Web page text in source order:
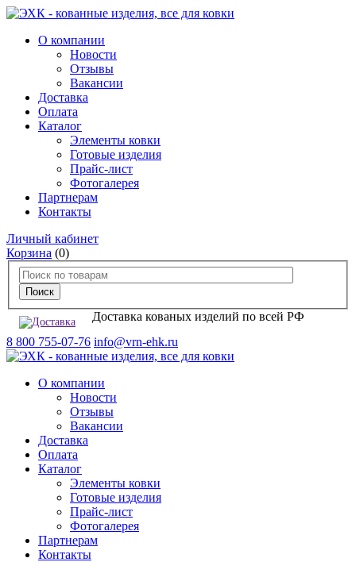
О компании
Новости
Отзывы
Вакансии
Доставка
Оплата
Каталог
Элементы ковки
Готовые изделия
Прайс-лист
Фотогалерея
Партнерам
Контакты
Личный кабинет
Корзина (0)
Доставка кованых изделий по всей РФ
8 800 755-07-76 info@vrn-ehk.ru
О компании
Новости
Отзывы
Вакансии
Доставка
Оплата
Каталог
Элементы ковки
Готовые изделия
Прайс-лист
Фотогалерея
Партнерам
Контакты